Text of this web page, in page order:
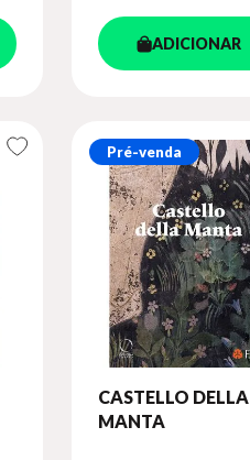
ADICIONAR
Pré-venda
CASTELLO DELLA
MANTA